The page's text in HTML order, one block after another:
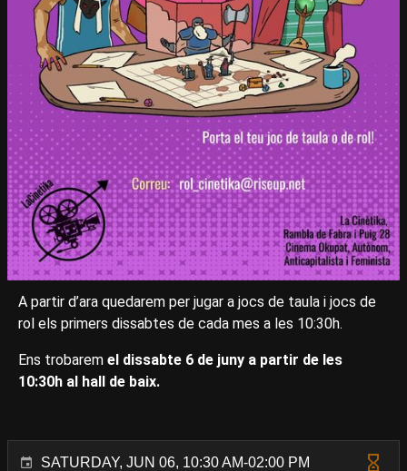
A partir d’ara quedarem per jugar a jocs de taula i jocs de
rol els primers dissabtes de cada mes a les 10:30h.
Ens trobarem el dissabte 6 de juny a partir de les
10:30h al hall de baix.
SATURDAY, JUN 06, 10:30 AM-02:00 PM